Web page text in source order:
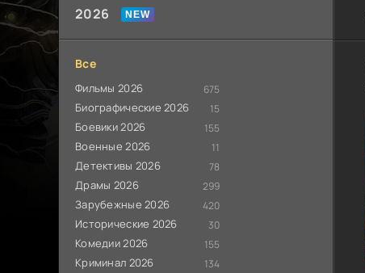
2026
Все
Фильмы 2026 675
Биографические 2026 15
Боевики 2026 155
Военные 2026 11
Детективы 2026 78
Драмы 2026 299
Зарубежные 2026 420
Исторические 2026 30
Комедии 2026 155
Криминал 2026 134